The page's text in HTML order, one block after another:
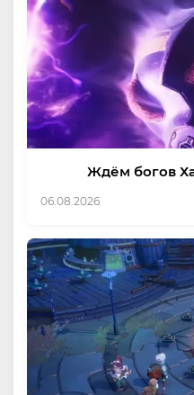
Ждём богов
06.08.2026